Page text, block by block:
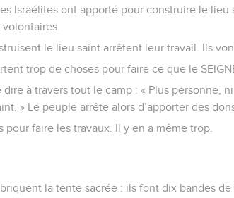
Israélites ont apporté pour construire le lieu
le lieu saint arrêtent leur travail. Ils
trop de choses pour faire ce que le
à travers tout le camp : « Plus personne,
» Le peuple arrête alors d’apporter des
pour faire les travaux. Il y en a même trop.
la tente sacrée : ils font dix bandes